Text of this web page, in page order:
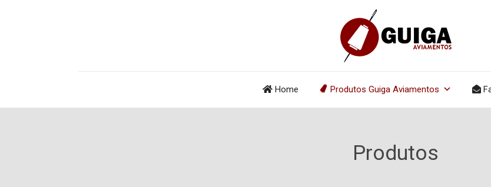
Home Produtos Guiga Aviamentos
Produtos